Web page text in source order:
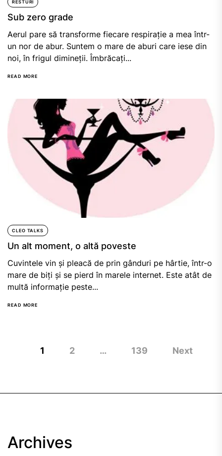
RESTURI
Sub zero grade
Aerul pare să transforme fiecare respirație a mea într-
un nor de abur. Suntem o mare de aburi care iese din
noi, în frigul dimineții. Îmbrăcați...
READ MORE
CLEO TALKS
Un alt moment, o altă poveste
Cuvintele vin și pleacă de prin gânduri pe hârtie, într-o
mare de biți și se pierd în marele internet. Este atât de
multă informație peste...
READ MORE
1 2 … 139 Next
Archives